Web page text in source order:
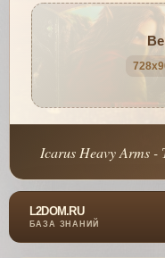
Icarus Heavy Arms
L2DOM.RU
БАЗА ЗНАНИЙ